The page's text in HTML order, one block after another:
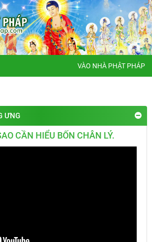
VÀO NHÀ PHẬT PHÁP
ƯNG
CẦN HIỂU BỐN CHÂN LÝ.